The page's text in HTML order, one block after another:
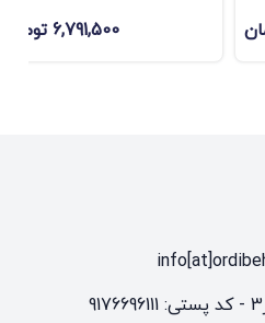
6,791,500 تومان